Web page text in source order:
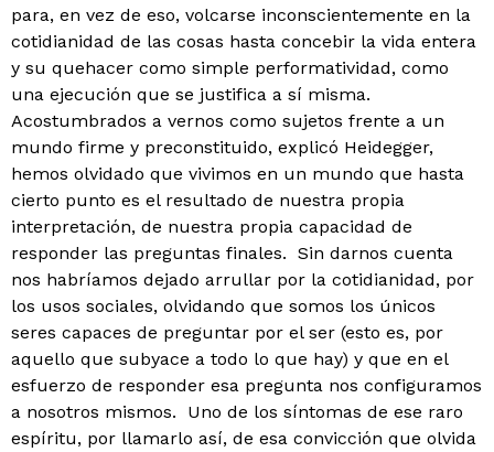
para, en vez de eso, volcarse inconscientemente en la
cotidianidad de las cosas hasta concebir la vida entera
y su quehacer como simple performatividad, como
una ejecución que se jus­tifica a sí misma.
Acostumbrados a vernos como sujetos frente a un
mundo firme y preconstituido, explicó Hei­degger,
hemos olvidado que vivimos en un mundo que hasta
cierto punto es el resultado de nuestra propia
interpretación, de nuestra propia capacidad de
responder las preguntas finales. Sin darnos cuenta
nos habríamos de­jado arrullar por la cotidianidad, por
los usos sociales, ol­vidando que somos los únicos
seres capaces de preguntar por el ser (esto es, por
aquello que subyace a todo lo que hay) y que en el
esfuerzo de responder esa pregunta nos configuramos
a nosotros mismos. Uno de los síntomas de ese raro
espíritu, por llamarlo así, de esa convicción que olvida